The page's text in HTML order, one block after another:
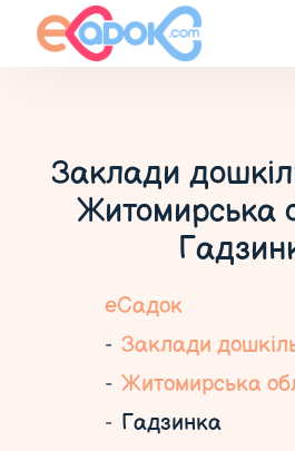
Заклади
Житомирська
еСадок
Заклади
Житомирська
Гадзинка